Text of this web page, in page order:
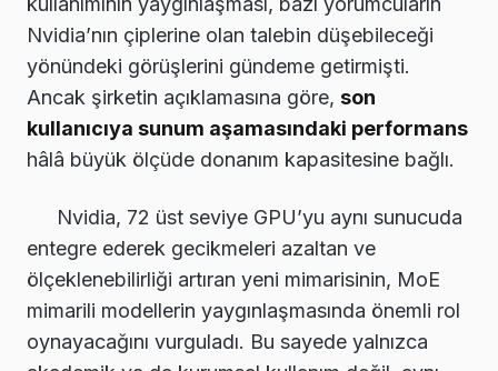
Nvidia’nın çiplerine olan talebin düşebileceği
yönündeki görüşlerini gündeme getirmişti.
Ancak şirketin açıklamasına göre, son
kullanıcıya sunum aşamasındaki performans
hâlâ büyük ölçüde donanım kapasitesine bağlı.
Nvidia, 72 üst seviye GPU’yu aynı sunucuda
entegre ederek gecikmeleri azaltan ve
ölçeklenebilirliği artıran yeni mimarisinin, MoE
mimarili modellerin yaygınlaşmasında önemli rol
oynayacağını vurguladı. Bu sayede yalnızca